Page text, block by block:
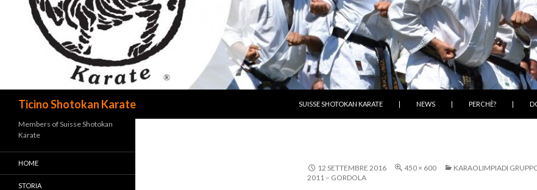
Ticino Shotokan Karate
SUISSE SHOTOKAN KARATE
| NEWS | PERCHÈ? |
12 SETTEMBRE 2016 450 × 600
KARAOLIMPIADI
2011 – GORDOLA
Members of Suisse Shotokan
Karate
HOME
STORIA